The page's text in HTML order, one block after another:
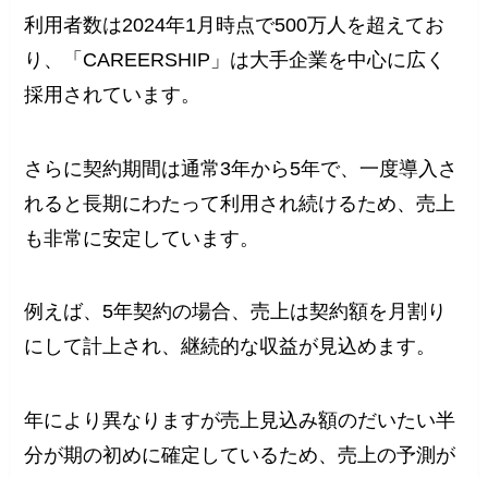
利用者数は2024年1月時点で500万人を超えてお
り、「CAREERSHIP」は大手企業を中心に広く
採用されています。
さらに契約期間は通常3年から5年で、一度導入さ
れると長期にわたって利用され続けるため、売上
も非常に安定しています。
例えば、5年契約の場合、売上は契約額を月割り
にして計上され、継続的な収益が見込めます。
年により異なりますが売上見込み額のだいたい半
分が期の初めに確定しているため、売上の予測が